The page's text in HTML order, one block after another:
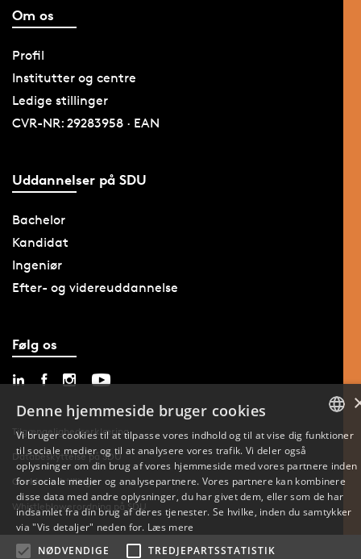
Om os
Profil
Institutter og centre
Ledige stillinger
CVR-NR: 29283958 · EAN
Uddannelser på SDU
Bachelor
Kandidat
Ingeniør
Efter- og videreuddannelse
Følg os
Tilgængelighedserklæring
Databeskyttelse på SDU
Cookie-indstillinger
Whistleblowerordning på SDU
ENGLISH
Denne hjemmeside bruger cookies
Vi bruger cookies til at tilpasse vores indhold og til at vise dig funktioner
til sociale medier og til at analysere vores trafik. Vi deler også
oplysninger om din brug af vores hjemmeside med vores partnere inden
for sociale medier og analysepartnere. Vores partnere kan kombinere
disse data med andre oplysninger, du har givet dem, eller som de har
indsamlet fra din brug af deres tjenester. Se hvilke, inden du samtykker
via "Vis detaljer" neden for. Læs mere
NØDVENDIGE
TREDJEPARTSSTATISTIK